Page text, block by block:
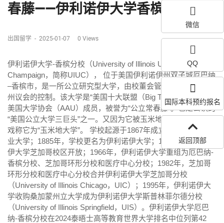
春藤——伊利诺伊大学香槟分校...
出国留学 - 2025-01-07 0 Views
伊利诺伊大学-香槟分校（University of Illinois Urbana-
Champaign，简称UIUC）， 位于美国伊利诺伊州双子城厄巴纳
–香槟市，是一所公立研究型大学，由校董会管理， 受伊利诺伊
州议会的控制。该大学是“美国十大联盟（Big Ten）”创始成员，
美国大学协会（AAU）成员，被誉为“公立常春藤”。也是公认的
“美国公立大学三巨头”之一。又因为它被玉米地包围，大家也常
戏称它为“玉米地大学”。 学校起源于1867年成立的伊利诺伊工
业大学；1885年，学校更名为伊利诺伊大学；1965年，伊利诺
伊大学芝加哥校区开放；1966年，伊利诺伊大学重组为厄巴纳-
香槟分校、芝加哥环形分校和医疗中心分校；1982年，芝加哥
环形分校和医疗中心分校合并伊利诺伊大学芝加哥分校
（University of Illinois Chicago，UIC）；1995年，伊利诺伊大
学收购桑加蒙州立大学成为伊利诺伊大学斯普林菲尔德分校
（University of Illinois Springfield，UIS）。伊利诺伊大学厄巴
纳-香槟分校在2024泰晤士高等教育世界大学排名中位列第42
微信
QQ
国际本科预约报名
返回顶部